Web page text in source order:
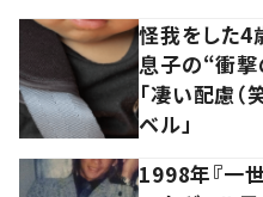
怪我をした4
息子の“衝
「凄い配慮（
ベル」
1998年『一